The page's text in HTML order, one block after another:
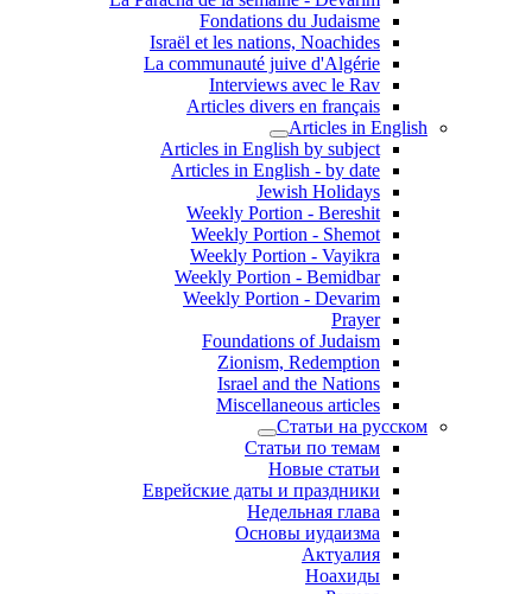
Fondations du Judaisme
Israël et les nations, Noachides
La communauté juive d'Algérie
Interviews avec le Rav
Articles divers en français
Articles in English
Articles in English by subject
Articles in English - by date
Jewish Holidays
Weekly Portion - Bereshit
Weekly Portion - Shemot
Weekly Portion - Vayikra
Weekly Portion - Bemidbar
Weekly Portion - Devarim
Prayer
Foundations of Judaism
Zionism, Redemption
Israel and the Nations
Miscellaneous articles
Статьи на русском
Статьи по темам
Новые статьи
Еврейские даты и праздники
Недельная глава
Основы иудаизма
Актуалия
Ноахиды